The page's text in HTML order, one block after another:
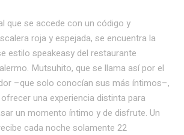
que se accede con un código y
roja y espejada, se encuentra la
estilo speakeasy del restaurante
Mutsuhito, que se llama así por el
–que solo conocían sus más íntimos–,
una experiencia distinta para
un momento íntimo y de disfrute. Un
cada noche solamente 22